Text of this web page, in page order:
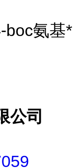
boc氨基*
公司